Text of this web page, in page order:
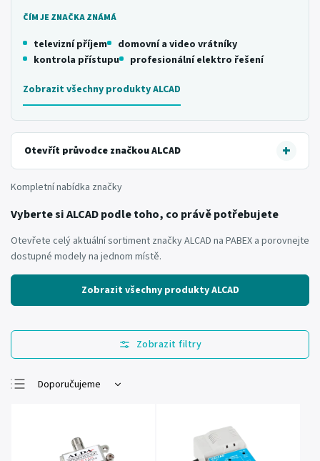
ČÍM JE ZNAČKA ZNÁMÁ
televizní příjem
domovní a video vrátníky
kontrola přístupu
profesionální elektro řešení
Zobrazit všechny produkty ALCAD
Otevřít průvodce značkou ALCAD
Kompletní nabídka značky
Vyberte si ALCAD podle toho, co právě potřebujete
Otevřete celý aktuální sortiment značky ALCAD na PABEX a porovnejte
dostupné modely na jednom místě.
Zobrazit všechny produkty ALCAD
Doporučujeme
Nejprodávanější